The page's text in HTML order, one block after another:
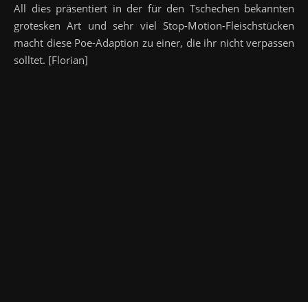
All dies präsentiert in der für den Tschechen bekannten
grotesken Art und sehr viel Stop-Motion-Fleischstücken
macht diese Poe-Adaption zu einer, die ihr nicht verpassen
solltet. [Florian]